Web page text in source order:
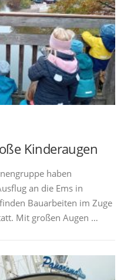
Kinderaugen
haben
an die Ems in
Bauarbeiten im Zuge
Mit großen Augen …